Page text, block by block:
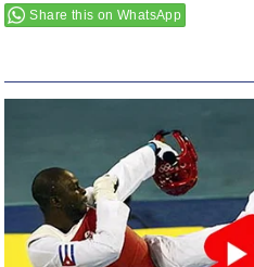
Share this on WhatsApp